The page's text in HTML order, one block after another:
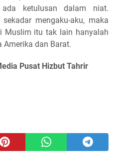
ketulusan dalam niat.
mengaku-aku, maka
Muslim itu tak lain hanyalah
Amerika dan Barat.
Pusat Hizbut Tahrir